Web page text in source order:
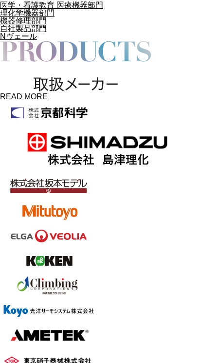
医学・看護教育 医療機器部門
理化学機器部門
機器修理部門
自社製品部門
Nヴェール
READ MORE